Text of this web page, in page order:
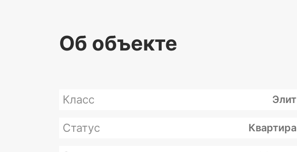
Об объекте
Класс Элит
Статус Квартира